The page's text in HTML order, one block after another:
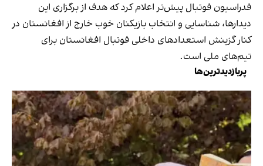
فدراسیون فوتبال پیش‌تر اعلام کرد که هدف از برگزاری این
دیدارها، شناسایی و انتخاب بازیکنان خوب خارج از افغانستان در
کنار گزینش استعدادهای داخلی فوتبال افغانستان برای
تیم‌های ملی است.
پربازدیدترین‌ها